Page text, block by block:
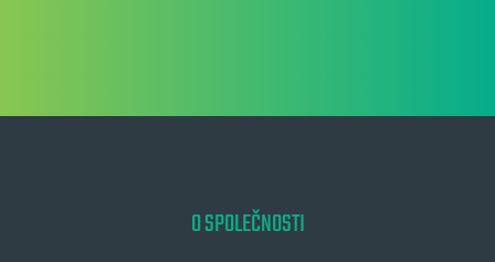
O SPOLEČNOSTI